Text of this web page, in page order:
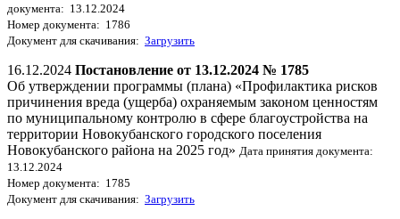
документа: 13.12.2024
Номер документа: 1786
Документ для скачивания: Загрузить
16.12.2024 Постановление от 13.12.2024 № 1785
Об утверждении программы (плана) «Профилактика рисков
причинения вреда (ущерба) охраняемым законом ценностям
по муниципальному контролю в сфере благоустройства на
территории Новокубанского городского поселения
Новокубанского района на 2025 год» Дата принятия документа:
13.12.2024
Номер документа: 1785
Документ для скачивания: Загрузить